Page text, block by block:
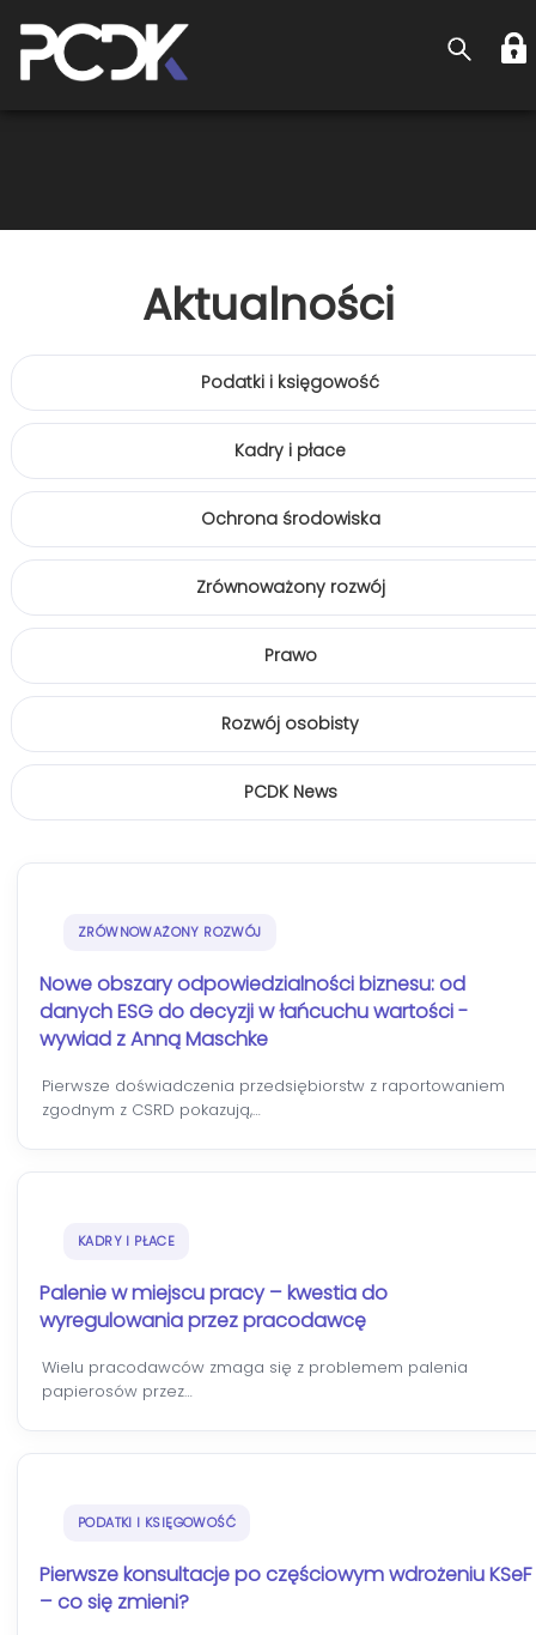
Aktualności
Podatki i księgowość
Kadry i płace
Ochrona środowiska
Zrównoważony rozwój
Prawo
Rozwój osobisty
PCDK News
ZRÓWNOWAŻONY ROZWÓJ
Nowe obszary odpowiedzialności biznesu: od
danych ESG do decyzji w łańcuchu wartości -
wywiad z Anną Maschke
Pierwsze doświadczenia przedsiębiorstw z raportowaniem
zgodnym z CSRD pokazują,…
KADRY I PŁACE
Palenie w miejscu pracy – kwestia do
wyregulowania przez pracodawcę
Wielu pracodawców zmaga się z problemem palenia
papierosów przez…
PODATKI I KSIĘGOWOŚĆ
Pierwsze konsultacje po częściowym wdrożeniu KSeF
– co się zmieni?